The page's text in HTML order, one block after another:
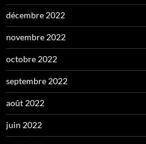
décembre 2022
novembre 2022
octobre 2022
septembre 2022
août 2022
juin 2022